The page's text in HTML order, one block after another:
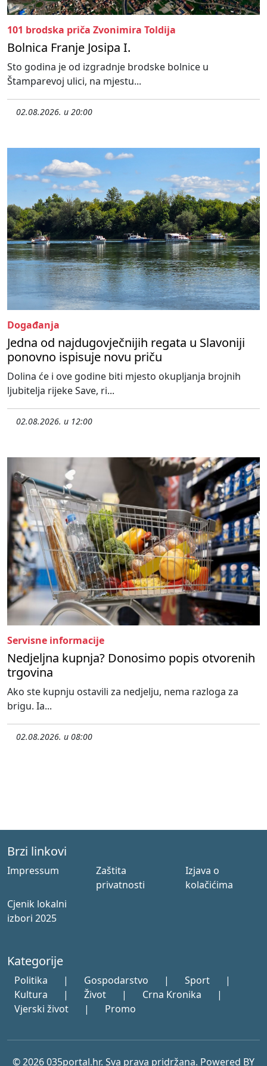
101 brodska priča Zvonimira Toldija
Bolnica Franje Josipa I.
Sto godina je od izgradnje brodske bolnice u
Štamparevoj ulici, na mjestu...
02.08.2026. u 20:00
Događanja
Jedna od najdugovječnijih regata u Slavoniji
ponovno ispisuje novu priču
Dolina će i ove godine biti mjesto okupljanja brojnih
ljubitelja rijeke Save, ri...
02.08.2026. u 12:00
Servisne informacije
Nedjeljna kupnja? Donosimo popis otvorenih
trgovina
Ako ste kupnju ostavili za nedjelju, nema razloga za
brigu. Ia...
02.08.2026. u 08:00
Brzi linkovi
Impressum
Zaštita
privatnosti
Izjava o
kolačićima
Cjenik lokalni
izbori 2025
Kategorije
Politika | Gospodarstvo | Sport
|
Kultura
| Život | Crna Kronika
|
Vjerski život
| Promo
© 2026 035portal.hr. Sva prava pridržana. Powered BY